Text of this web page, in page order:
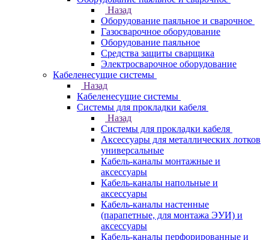
Назад
Оборудование паяльное и сварочное
Газосварочное оборудование
Оборудование паяльное
Средства защиты сварщика
Электросварочное оборудование
Кабеленесущие системы
Назад
Кабеленесущие системы
Системы для прокладки кабеля
Назад
Системы для прокладки кабеля
Аксессуары для металлических лотков
универсальные
Кабель-каналы монтажные и
аксессуары
Кабель-каналы напольные и
аксессуары
Кабель-каналы настенные
(парапетные, для монтажа ЭУИ) и
аксессуары
Кабель-каналы перфорированные и